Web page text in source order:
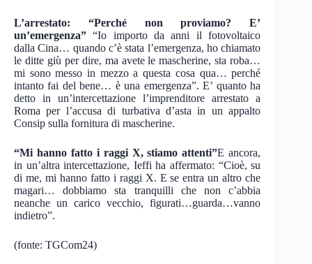
L’arrestato: “Perché non proviamo? E’
un’emergenza” “Io importo da anni il fotovoltaico
dalla Cina… quando c’è stata l’emergenza, ho chiamato
le ditte giù per dire, ma avete le mascherine, sta roba…
mi sono messo in mezzo a questa cosa qua… perché
intanto fai del bene… è una emergenza”. E’ quanto ha
detto in un’intercettazione l’imprenditore arrestato a
Roma per l’accusa di turbativa d’asta in un appalto
Consip sulla fornitura di mascherine.
“Mi hanno fatto i raggi X, stiamo attenti”E ancora,
in un’altra intercettazione, Ieffi ha affermato: “Cioè, su
di me, mi hanno fatto i raggi X. E se entra un altro che
magari… dobbiamo sta tranquilli che non c’abbia
neanche un carico vecchio, figurati…guarda…vanno
indietro”.
(fonte: TGCom24)